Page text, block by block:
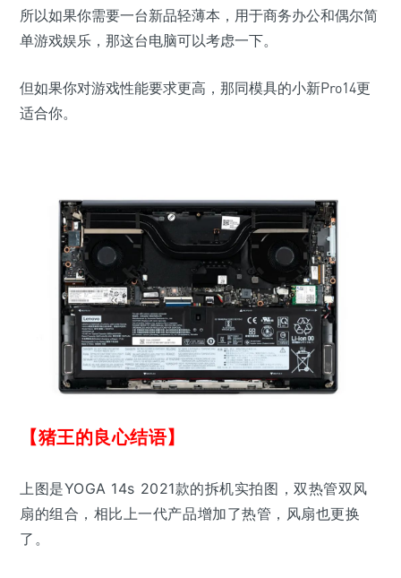
所以如果你需要一台新品轻薄本，用于商务办公和偶尔简
单游戏娱乐，那这台电脑可以考虑一下。
但如果你对游戏性能要求更高，那同模具的小新Pro14更
适合你。
【猪王的良心结语】
上图是YOGA 14s 2021款的拆机实拍图，双热管双风
扇的组合，相比上一代产品增加了热管，风扇也更换
了。